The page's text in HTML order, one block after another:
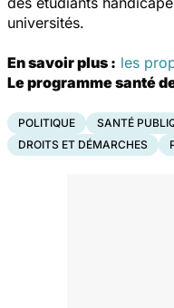
universités.
En savoir plus : les
Le programme santé
POLITIQUE SANTÉ
DROITS ET DÉMARCHES